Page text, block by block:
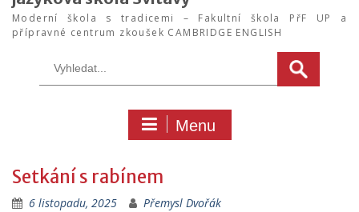
Moderní škola s tradicemi – Fakultní škola PřF UP a
přípravné centrum zkoušek CAMBRIDGE ENGLISH
Menu
Setkání s rabínem
6 listopadu, 2025 Přemysl Dvořák